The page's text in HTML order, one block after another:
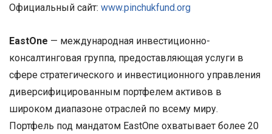
Официальный сайт: www.pinchukfund.org
EastOne — международная инвестиционно-
консалтинговая группа, предоставляющая услуги в
сфере стратегического и инвестиционного управления
диверсифицированным портфелем активов в
широком диапазоне отраслей по всему миру.
Портфель под мандатом EastOne охватывает более 20